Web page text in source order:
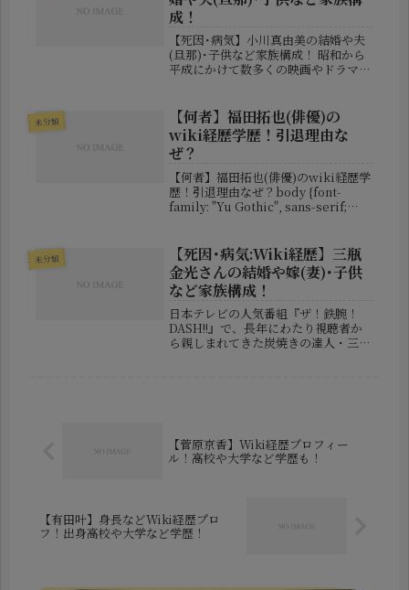
成！
【死因･病気】小川真由美の結婚や夫
(旦那)･子供など家族構成！ 昭和から
平成にかけて数多くの映画やドラマ、
っていたことが明らかになりました。
強い眼差しと圧倒的な存在...
未分類
【何者】福田拓也(俳優)の
wiki経歴学歴！引退理由な
ぜ？
【何者】福田拓也(俳優)のwiki経歴学
歴！引退理由なぜ？body {font-
family: "Yu Gothic", sans-serif;
未分類
【死因･病気:Wiki経歴】三瓶
金光さんの結婚や嫁(妻)･子供
など家族構成！
日本テレビの人気番組『ザ！鉄腕！
DASH!!』で、長年にわたり視聴者か
ら親しまれてきた炭焼きの達人・三瓶
【菅原京香】Wiki経歴プロフィー
ル！高校や大学など学歴も！
【有田叶】身長などWiki経歴プロ
フ！出身高校や大学など学歴！